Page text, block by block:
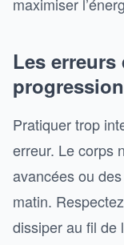
Les
progression
Pratiquer trop
erreur. Le corps
avancées ou
matin.
dissiper au fil de